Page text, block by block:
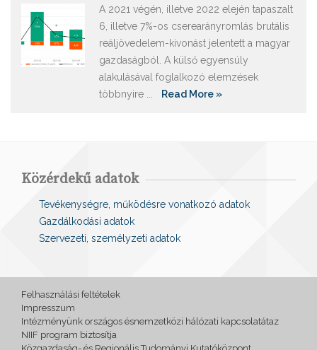
A 2021 végén, illetve 2022 elején tapaszalt
6, illetve 7%-os cserearányromlás brutális
reáljövedelem-kivonást jelentett a magyar
gazdaságból. A külső egyensúly
alakulásával foglalkozó elemzések
többnyire ...
Read More »
Közérdekű adatok
Tevékenységre, működésre vonatkozó adatok
Gazdálkodási adatok
Szervezeti, személyzeti adatok
Felhasználási feltételek
Impresszum
Intézményünk országos ésnemzetközi hálózati kapcsolatátaz
NIIF program biztosítja